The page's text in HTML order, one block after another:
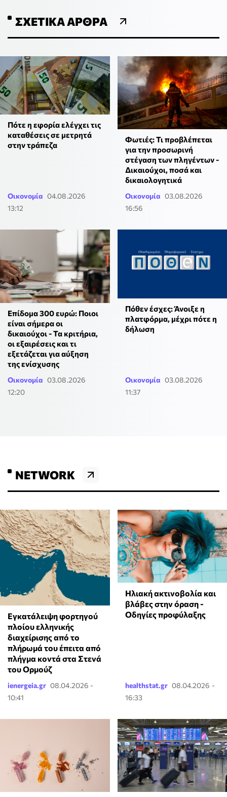
ΣΧΕΤΙΚΆ ΆΡΘΡΑ
Πότε η εφορία ελέγχει τις
καταθέσεις σε μετρητά
στην τράπεζα
Οικονομία 04.08.2026
13:12
Φωτιές: Τι προβλέπεται
για την προσωρινή
στέγαση των πληγέντων -
Δικαιούχοι, ποσά και
δικαιολογητικά
Οικονομία 03.08.2026
16:56
Επίδομα 300 ευρώ: Ποιοι
είναι σήμερα οι
δικαιούχοι - Τα κριτήρια,
οι εξαιρέσεις και τι
εξετάζεται για αύξηση
της ενίσχυσης
Οικονομία 03.08.2026
12:20
Πόθεν έσχες: Άνοιξε η
πλατφόρμα, μέχρι πότε η
δήλωση
Οικονομία 03.08.2026
11:37
NETWORK
Εγκατάλειψη φορτηγού
πλοίου ελληνικής
διαχείρισης από το
πλήρωμά του έπειτα από
πλήγμα κοντά στα Στενά
του Ορμούζ
ienergeia.gr 08.04.2026 -
10:41
Ηλιακή ακτινοβολία και
βλάβες στην όραση -
Οδηγίες προφύλαξης
healthstat.gr 08.04.2026 -
16:33